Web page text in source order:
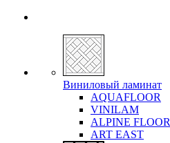
Виниловый ламинат
AQUAFLOOR
VINILAM
ALPINE FLOOR
ART EAST